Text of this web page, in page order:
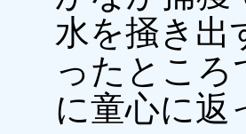
水を掻き出
ったところ
に童心に返